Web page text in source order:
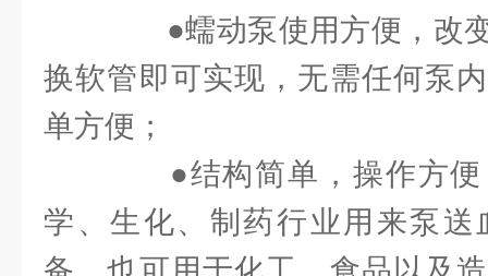
●蠕动泵使用方便，改变
换软管即可实现，无需任何泵
单方便；
●结构简单，操作方便
学、生化、制药行业用来泵